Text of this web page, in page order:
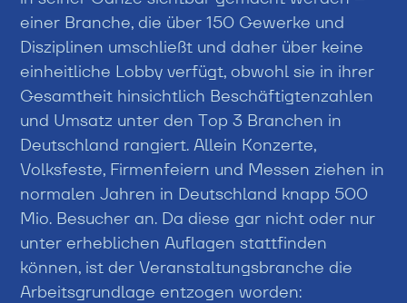
einer Branche, die über 150 Gewerke und
Disziplinen umschließt und daher über keine
einheitliche Lobby verfügt, obwohl sie in ihrer
Gesamtheit hinsichtlich Beschäftigtenzahlen
und Umsatz unter den Top 3 Branchen in
Deutschland rangiert. Allein Konzerte,
Volksfeste, Firmenfeiern und Messen ziehen in
normalen Jahren in Deutschland knapp 500
Mio. Besucher an. Da diese gar nicht oder nur
unter erheblichen Auflagen stattfinden
können, ist der Veranstaltungsbranche die
Arbeitsgrundlage entzogen worden: